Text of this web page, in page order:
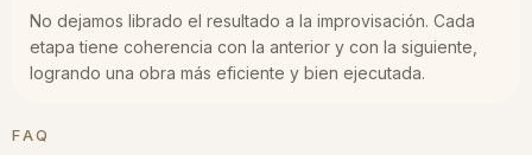
No dejamos librado el resultado a la improvisación. Cada
etapa tiene coherencia con la anterior y con la siguiente,
logrando una obra más eficiente y bien ejecutada.
FAQ